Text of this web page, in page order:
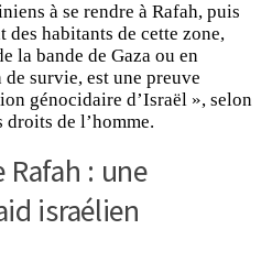
à se rendre à Rafah, puis
des habitants de cette zone,
la bande de Gaza ou en
survie, est une preuve
génocidaire d’Israël », selon
droits de l’homme.
Rafah : une
israélien